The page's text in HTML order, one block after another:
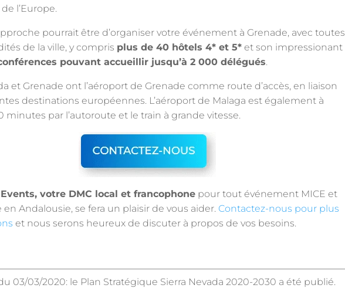
l’Europe.
pourrait être d’organiser votre événement à Grenade, avec toutes
de la ville, y compris plus de 40 hôtels 4* et 5*et son impressionant
pouvant accueillir jusqu’à 2 000 délégués.
et Grenade ont l’aéroport de Grenade comme route d’accès, en liaison
destinations européennes. L’aéroport de Malaga est également à
minutes par l’autoroute et le train à grande vitesse.
votre DMC local et francophonepour tout événement MICE et
en Andalousie, se fera un plaisir de vous aider. Contactez-nous pour plus
et nous serons heureux de discuter à propos de vos besoins.
03/03/2020: le Plan Stratégique Sierra Nevada 2020-2030 a été publié.